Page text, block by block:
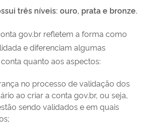
três níveis: ouro, prata e bronze.
gov.br refletem a forma como
ediferenciam algumas
quanto aos aspectos:
no processo de validação dos
ao criar a conta gov.br, ou seja,
sendo validados e em quais